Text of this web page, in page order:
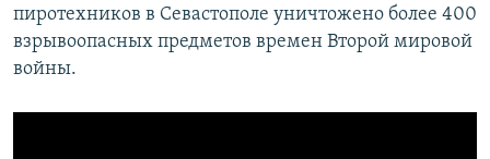
пиротехников в Севастополе уничтожено более 400
взрывоопасных предметов времен Второй мировой
войны.